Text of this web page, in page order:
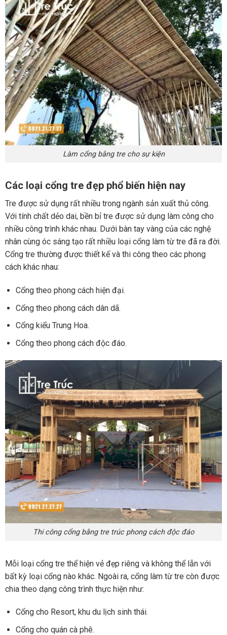
Làm cổng bằng tre cho sự kiện
Các loại cổng tre đẹp phổ biến hiện nay
Tre được sử dụng rất nhiều trong ngành sản xuất thủ công.
Với tính chất dẻo dai, bền bỉ tre được sử dụng làm công cho
nhiều công trình khác nhau. Dưới bàn tay vàng của các nghệ
nhân cùng óc sáng tạo rất nhiều loại cổng làm từ tre đã ra đời.
Cổng tre thường được thiết kế và thi công theo các phong
cách khác nhau:
Cổng theo phong cách hiện đại.
Cổng theo phong cách dân dã.
Cổng kiểu Trung Hoa.
Cổng theo phong cách độc đáo.
Thi công cổng bằng tre trúc phong cách độc đáo
Mỗi loại cổng tre thể hiện vẻ đẹp riêng và không thể lẫn với
bất kỳ loại cổng nào khác. Ngoài ra, cổng làm từ tre còn được
chia theo dạng công trình thực hiện như:
Cổng cho Resort, khu du lịch sinh thái.
Cổng cho quán cà phê.